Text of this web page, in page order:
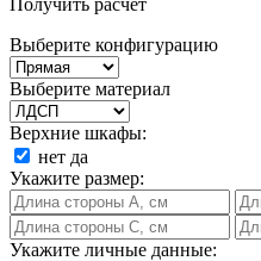
Выберите конфигурацию
Выберите материал
Верхние шкафы:
нет да
Укажите размер:
Укажите личные данные: